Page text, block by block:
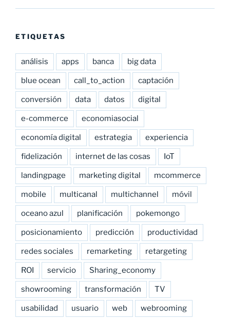
ETIQUETAS
análisis apps banca big data
blue ocean call_to_action captación
conversión data datos digital
e-commerce economiasocial
economía digital estrategia experiencia
fidelización internet de las cosas IoT
landingpage marketing digital mcommerce
mobile multicanal multichannel móvil
oceano azul planificación pokemongo
posicionamiento predicción productividad
redes sociales remarketing retargeting
ROI servicio Sharing_economy
showrooming transformación TV
usabilidad usuario web webrooming